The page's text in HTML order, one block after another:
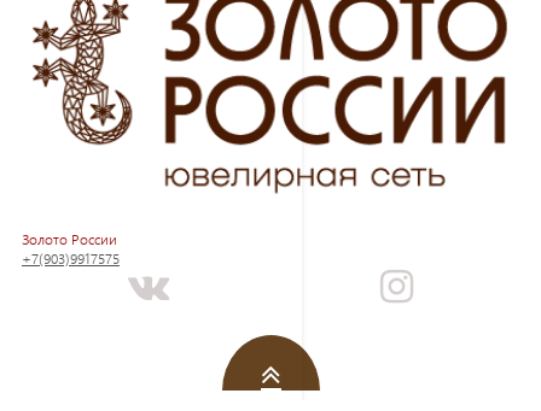
Золото России
+7(903)9917575